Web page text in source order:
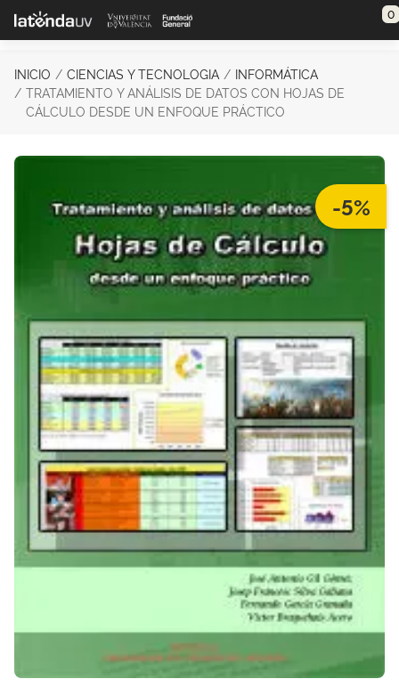
Saltar al contenido principal 0
INICIO CIENCIAS Y TECNOLOGIA
INFORMÁTICA
TRATAMIENTO Y ANÁLISIS DE DATOS CON HOJAS DE
CÁLCULO DESDE UN ENFOQUE PRÁCTICO
-5%